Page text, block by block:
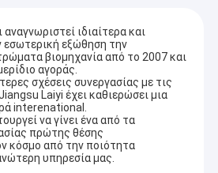
ιδιαίτερα και
εσωτερική εξώθηση την
βιομηχανία από το 2007 και
αγοράς.
σχέσεις συνεργασίας με τις
Laiyi έχει καθιερώσει μια
interenational.
να γίνει ένα από τα
πρώτης θέσης
κόσμο από την ποιότητα
υπηρεσία μας.